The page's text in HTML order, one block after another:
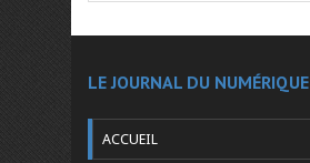
LE JOURNAL DU NUMÉRIQUE
ACCUEIL